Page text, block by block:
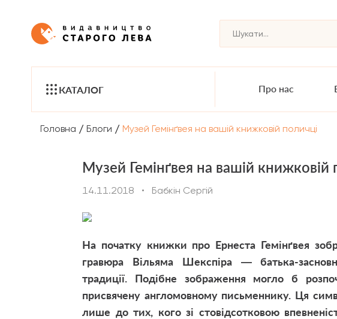
КАТАЛОГ Про нас
Головна / Блоги / Музей Гемінґвея на вашій книжковій поличці
Музей Гемінґвея на вашій книжковій
14.11.2018 • Бабкін Сергій
На початку книжки про Ернеста Гемінґвея
гравюра Вільяма Шекспіра — батька-
традиції. Подібне зображення могло б
присвячену англомовному письменнику. Ця
лише до тих, кого зі стовідсотковою